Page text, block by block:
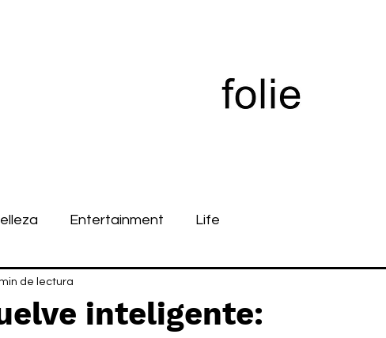
Entertainment Life
inteligente:
de lectura